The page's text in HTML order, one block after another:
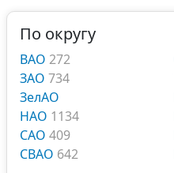
По округу
ВАО 272
ЗАО 734
ЗелАО
НАО 1134
САО 409
СВАО 642